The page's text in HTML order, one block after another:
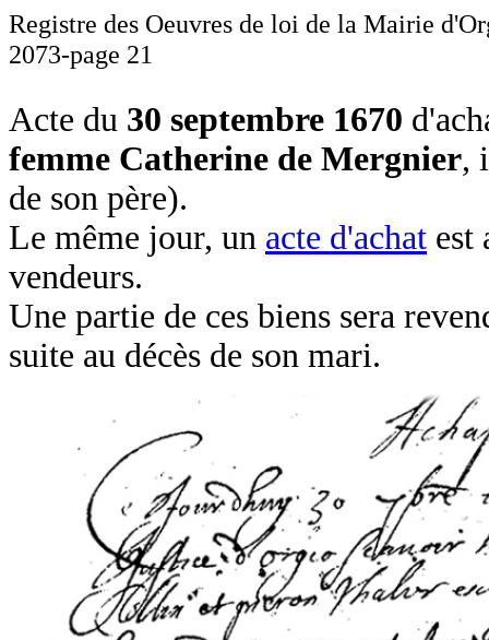
Registre des Oeuvres de loi de la Mairie
2073-page 21
Acte du 30 septembre 1670
femme Catherine de Mergnier,
de son père).
Le même jour, un acte d'achat est
vendeurs.
Une partie de ces biens sera
suite au décès de son mari.